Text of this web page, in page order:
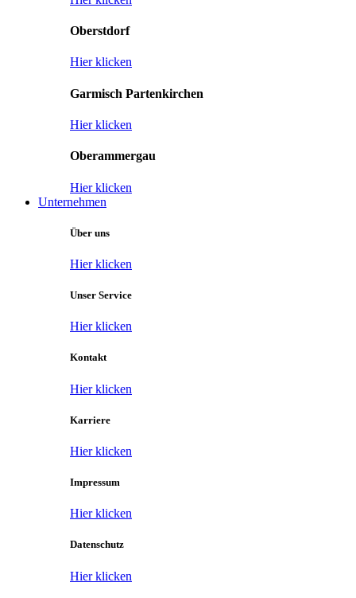
Oberstdorf
Hier klicken
Garmisch Partenkirchen
Hier klicken
Oberammergau
Hier klicken
Unternehmen
Über uns
Hier klicken
Unser Service
Hier klicken
Kontakt
Hier klicken
Karriere
Hier klicken
Impressum
Hier klicken
Datenschutz
Hier klicken